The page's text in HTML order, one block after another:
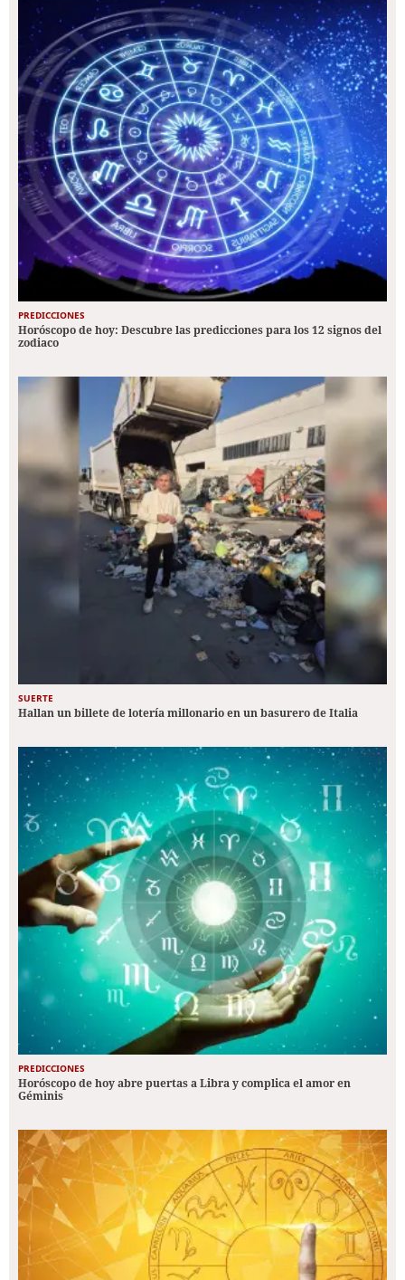
PREDICCIONES
Horóscopo de hoy: Descubre las predicciones para los 12 signos del
zodiaco
SUERTE
Hallan un billete de lotería millonario en un basurero de Italia
PREDICCIONES
Horóscopo de hoy abre puertas a Libra y complica el amor en
Géminis